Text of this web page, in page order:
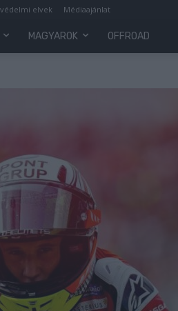
elvek Médiaajánlat
MAGYAROK OFFROAD